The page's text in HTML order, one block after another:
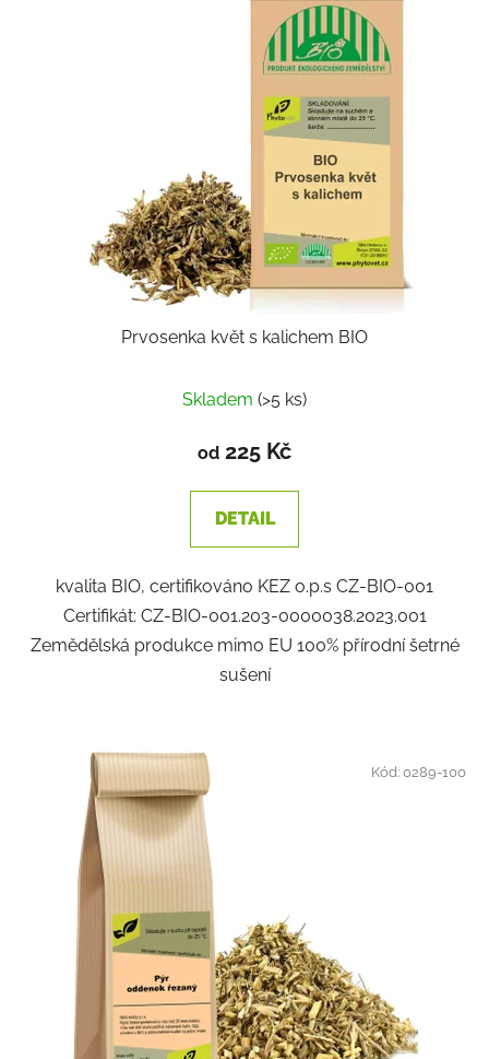
Prvosenka květ s kalichem BIO
Skladem (>5 ks)
od 225 Kč
DETAIL
kvalita BIO, certifikováno KEZ o.p.s CZ-BIO-001
Certifikát: CZ-BIO-001.203-0000038.2023.001
Zemědělská produkce mimo EU 100% přírodní šetrné
sušení
Kód:0289-100